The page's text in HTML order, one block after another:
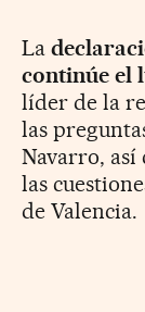
La
continúe el
líder de la
las
Navarro, así
las
de Valencia.